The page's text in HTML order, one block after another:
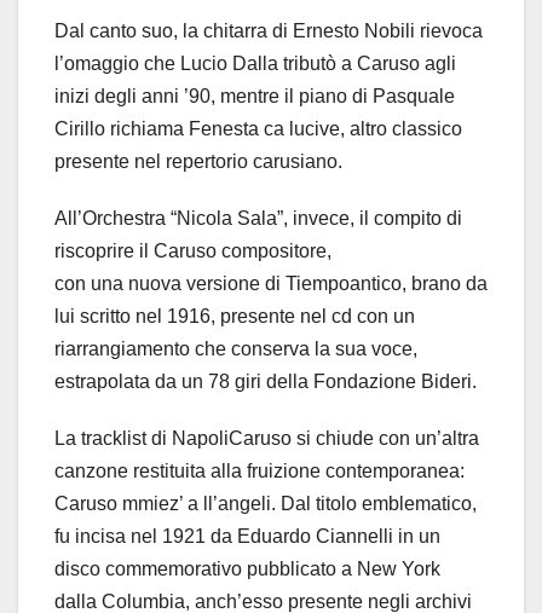
Dal canto suo, la chitarra di Ernesto Nobili rievoca
l’omaggio che Lucio Dalla tributò a Caruso agli
inizi degli anni ’90, mentre il piano di Pasquale
Cirillo richiama Fenesta ca lucive, altro classico
presente nel repertorio carusiano.
All’Orchestra “Nicola Sala”, invece, il compito di
riscoprire il Caruso compositore,
con una nuova versione di Tiempoantico, brano da
lui scritto nel 1916, presente nel cd con un
riarrangiamento che conserva la sua voce,
estrapolata da un 78 giri della Fondazione Bideri.
La tracklist di NapoliCaruso si chiude con un’altra
canzone restituita alla fruizione contemporanea:
Caruso mmiez’ a ll’angeli. Dal titolo emblematico,
fu incisa nel 1921 da Eduardo Ciannelli in un
disco commemorativo pubblicato a New York
dalla Columbia, anch’esso presente negli archivi